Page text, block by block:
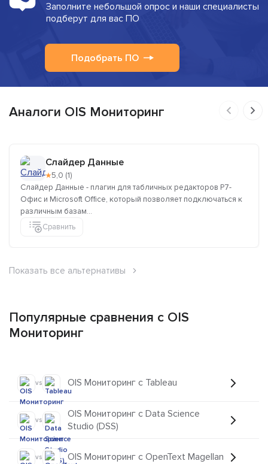
Заполните небольшой опрос и наши специалисты
подберут для вас ПО
Подобрать ПО
Аналоги OIS Мониторинг
Слайдер Данные
★5,0 (1)
Слайдер Данные - плагин для табличных редакторов Р7-
Офис и Microsoft Office, который позволяет подключаться к
различным базам...
Сравнить
Показать все альтернативы
Популярные сравнения с OIS
Мониторинг
vs OIS Мониторинг с Tableau
vs
OIS Мониторинг с Data Science
Studio (DSS)
vs OIS Мониторинг с OpenText Magellan